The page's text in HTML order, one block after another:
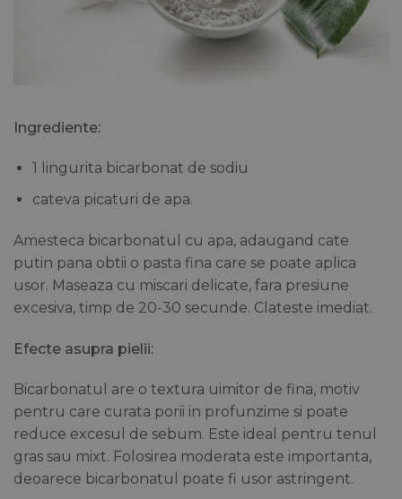
Ingrediente:
1 lingurita bicarbonat de sodiu
cateva picaturi de apa.
Amesteca bicarbonatul cu apa, adaugand cate
putin pana obtii o pasta fina care se poate aplica
usor. Maseaza cu miscari delicate, fara presiune
excesiva, timp de 20-30 secunde. Clateste imediat.
Efecte asupra pielii:
Bicarbonatul are o textura uimitor de fina, motiv
pentru care curata porii in profunzime si poate
reduce excesul de sebum. Este ideal pentru tenul
gras sau mixt. Folosirea moderata este importanta,
deoarece bicarbonatul poate fi usor astringent.